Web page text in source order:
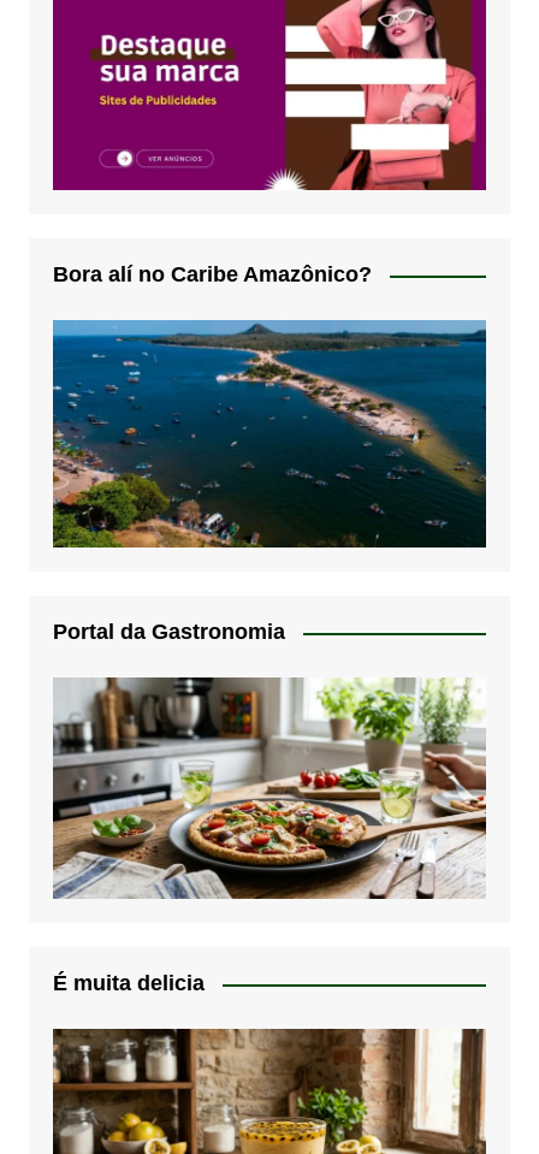
Bora alí no Caribe Amazônico?
Portal da Gastronomia
É muita delicia